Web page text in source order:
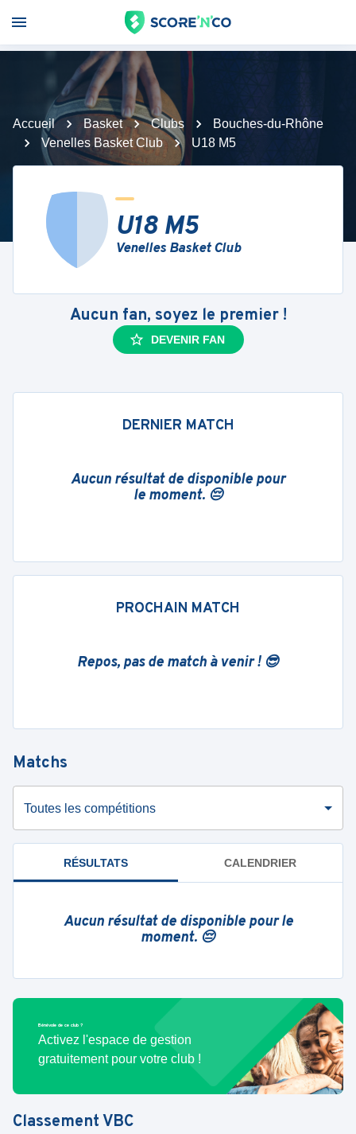
Accueil Basket Clubs
Bouches-du-Rhône
Venelles Basket Club
U18 M5
U18 M5
Venelles Basket Club
Aucun fan, soyez le premier !
DEVENIR FAN
DERNIER MATCH
Aucun résultat de disponible pour
le moment. 😔
PROCHAIN MATCH
Repos, pas de match à venir ! 😎
Matchs
Toutes les compétitions
RÉSULTATS CALENDRIER
Aucun résultat de disponible pour le
moment. 😔
Bénévole de ce club ?
Activez l'espace de gestion
gratuitement pour votre club !
Classement VBC